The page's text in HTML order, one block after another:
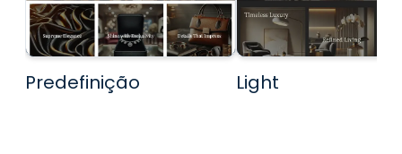
Predefinição Light